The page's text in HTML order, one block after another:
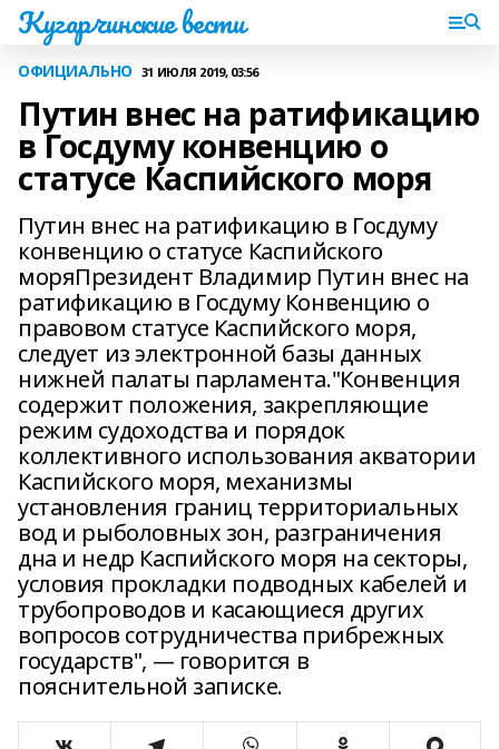
Кугарчинские вести
ОФИЦИАЛЬНО 31 ИЮЛЯ 2019, 03:56
Путин внес на ратификацию
в Госдуму конвенцию о
статусе Каспийского моря
Путин внес на ратификацию в Госдуму
конвенцию о статусе Каспийского
моряПрезидент Владимир Путин внес на
ратификацию в Госдуму Конвенцию о
правовом статусе Каспийского моря,
следует из электронной базы данных
нижней палаты парламента."Конвенция
содержит положения, закрепляющие
режим судоходства и порядок
коллективного использования акватории
Каспийского моря, механизмы
установления границ территориальных
вод и рыболовных зон, разграничения
дна и недр Каспийского моря на секторы,
условия прокладки подводных кабелей и
трубопроводов и касающиеся других
вопросов сотрудничества прибрежных
государств", — говорится в
пояснительной записке.